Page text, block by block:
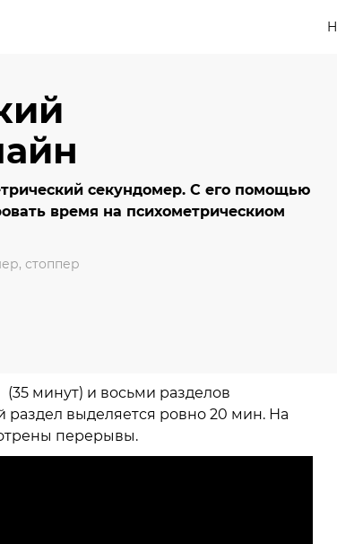
секундомер. С его помощью
время на психометрическиом
, стоппер
минут) и восьми разделов
выделяется ровно 20 мин. На
перерывы.